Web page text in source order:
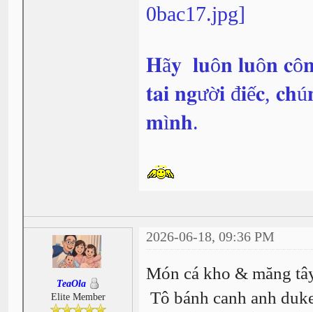
𝐇ã𝐲 𝐥𝐮ô𝐧 𝐥𝐮ô𝐧
𝐭𝐚𝐢 𝐧𝐠ườ𝐢 đ𝐢ế𝐜,
𝐦ì𝐧𝐡.
TeaOla
Elite Member
2026-06-18, 09:36 PM
Món cá kho & măng
Tô bánh canh anh